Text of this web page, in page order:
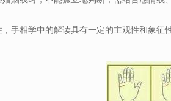
手相学中的解读具有一定的主观性和象征